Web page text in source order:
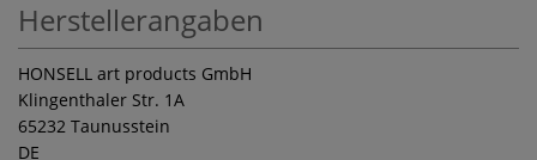
Herstellerangaben
HONSELL art products GmbH
Klingenthaler Str. 1A
65232 Taunusstein
DE